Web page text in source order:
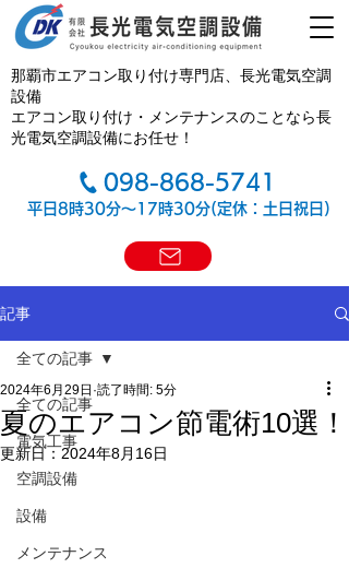
098-868-5741
那覇市エアコン取り付け専門店、長光電気空調
設備
エアコン取り付け・メンテナンスのことなら長
光電気空調設備にお任せ！
平日8時30分～17時30分(定休：土日祝日)
記事
全ての記事
電気工事
空調設備
設備
メンテナンス
全ての記事
夏のエアコン節電術10選！
2024年6月29日 読了時間: 5分
更新日：2024年8月16日